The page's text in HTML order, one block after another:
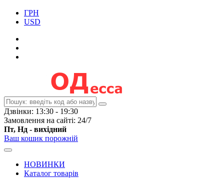
ГРН
USD
Дзвінки: 13:30 - 19:30
Замовлення на сайті: 24/7
Пт, Нд - вихідний
Ваш кошик порожній
НОВИНКИ
Каталог товарів